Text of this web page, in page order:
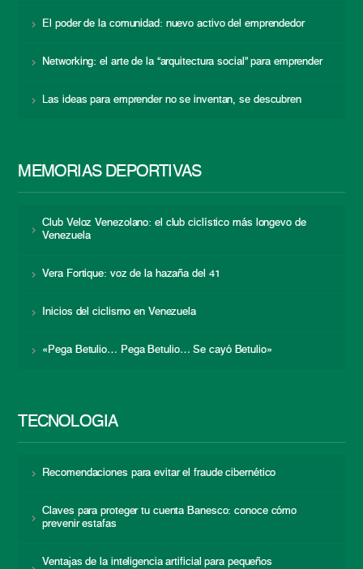
El poder de la comunidad: nuevo activo del emprendedor
Networking: el arte de la “arquitectura social” para emprender
Las ideas para emprender no se inventan, se descubren
MEMORIAS DEPORTIVAS
Club Veloz Venezolano: el club ciclístico más longevo de
Venezuela
Vera Fortique: voz de la hazaña del 41
Inicios del ciclismo en Venezuela
«Pega Betulio… Pega Betulio… Se cayó Betulio»
TECNOLOGÍA
Recomendaciones para evitar el fraude cibernético
Claves para proteger tu cuenta Banesco: conoce cómo
prevenir estafas
Ventajas de la inteligencia artificial para pequeños